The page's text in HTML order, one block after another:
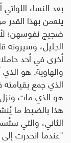
بعد النساء
ينعمن بهذا
ضجيج نفوسهن؛
الجليل، وسيرونه
أخرى في أحد
والهاوية. هو
الذي جمع
هو الذي مات ونزل
هذا بالضبط ما
الثاني، والتي
"عندما انحدرت